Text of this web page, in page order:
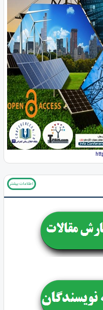
اطلاعات بیشتر